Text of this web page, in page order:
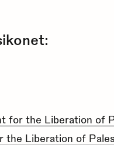
for the Liberation of
the Liberation of